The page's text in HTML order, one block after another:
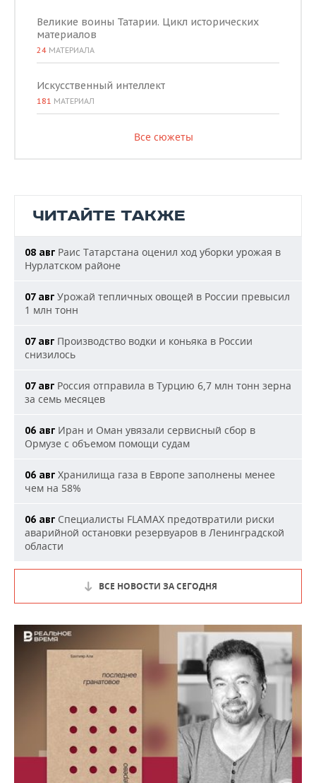
Великие воины Татарии. Цикл исторических
материалов
24 МАТЕРИАЛА
Искусственный интеллект
181 МАТЕРИАЛ
Все сюжеты
ЧИТАЙТЕ ТАКЖЕ
08 авг Раис Татарстана оценил ход уборки урожая в
Нурлатском районе
07 авг Урожай тепличных овощей в России превысил
1 млн тонн
07 авг Производство водки и коньяка в России
снизилось
07 авг Россия отправила в Турцию 6,7 млн тонн зерна
за семь месяцев
06 авг Иран и Оман увязали сервисный сбор в
Ормузе с объемом помощи судам
06 авг Хранилища газа в Европе заполнены менее
чем на 58%
06 авг Специалисты FLAMAX предотвратили риски
аварийной остановки резервуаров в Ленинградской
области
ВСЕ НОВОСТИ ЗА СЕГОДНЯ